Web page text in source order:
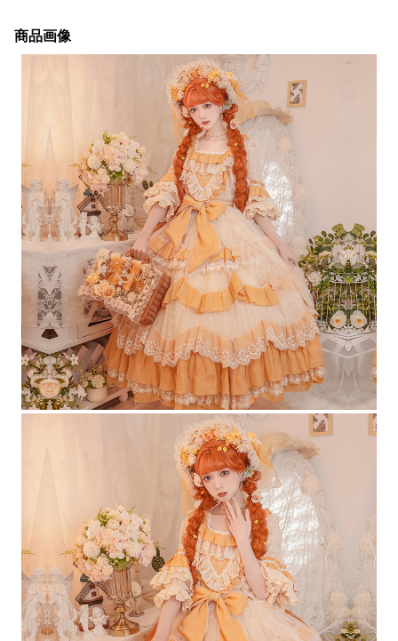
商品画像